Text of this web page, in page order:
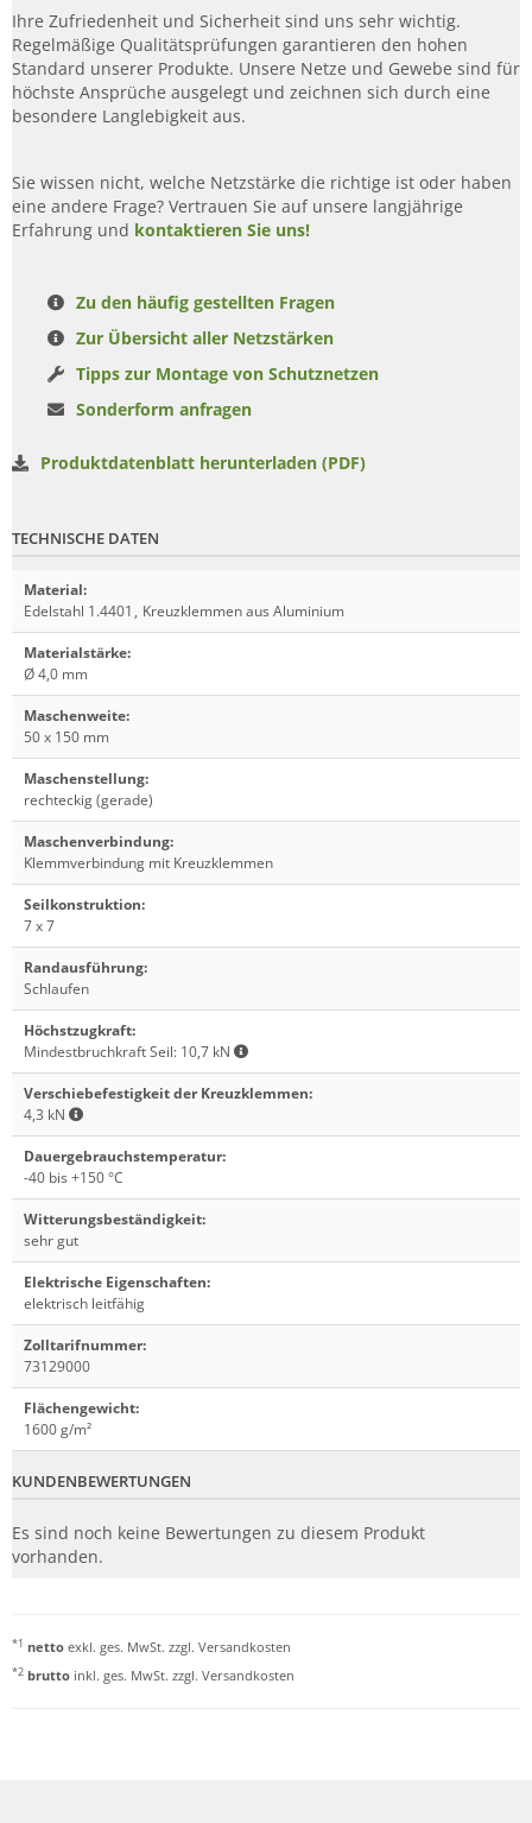
Ihre Zufriedenheit und Sicherheit sind uns sehr wichtig.
Regelmäßige Qualitätsprüfungen garantieren den hohen
Standard unserer Produkte. Unsere Netze und Gewebe sind für
höchste Ansprüche ausgelegt und zeichnen sich durch eine
besondere Langlebigkeit aus.
Sie wissen nicht, welche Netzstärke die richtige ist oder haben
eine andere Frage? Vertrauen Sie auf unsere langjährige
Erfahrung und kontaktieren Sie uns!
Zu den häufig gestellten Fragen
Zur Übersicht aller Netzstärken
Tipps zur Montage von Schutznetzen
Sonderform anfragen
Produktdatenblatt herunterladen (PDF)
TECHNISCHE DATEN
Material:
Edelstahl 1.4401 , Kreuzklemmen aus Aluminium
Materialstärke:
Ø 4,0 mm
Maschenweite:
50 x 150 mm
Maschenstellung:
rechteckig (gerade)
Maschenverbindung:
Klemmverbindung mit Kreuzklemmen
Seilkonstruktion:
7 x 7
Randausführung:
Schlaufen
Höchstzugkraft:
Mindestbruchkraft Seil: 10,7 kN
Verschiebefestigkeit der Kreuzklemmen:
4,3 kN
Dauergebrauchstemperatur:
-40 bis +150 °C
Witterungsbeständigkeit:
sehr gut
Elektrische Eigenschaften:
elektrisch leitfähig
Zolltarifnummer:
73129000
Flächengewicht:
1600 g/m²
KUNDENBEWERTUNGEN
Es sind noch keine Bewertungen zu diesem Produkt
vorhanden.
*1 netto exkl. ges. MwSt. zzgl. Versandkosten
*2 brutto inkl. ges. MwSt. zzgl. Versandkosten